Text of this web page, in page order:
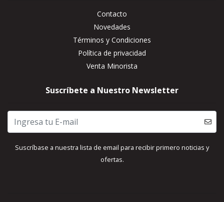
Contacto
Novedades
Términos y Condiciones
Política de privacidad
Venta Minorista
Suscríbete a Nuestro Newsletter
Suscríbase a nuestra lista de email para recibir primero noticias y
ofertas.